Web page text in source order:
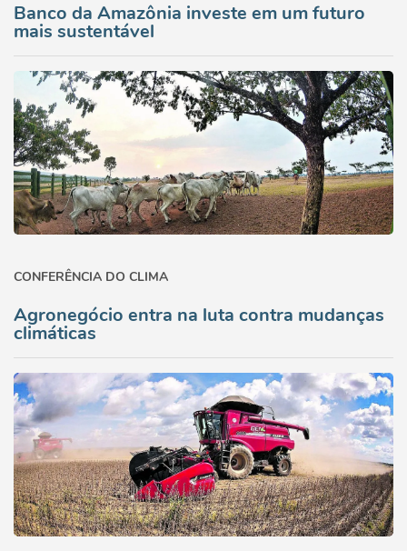
Banco da Amazônia investe em um futuro
mais sustentável
CONFERÊNCIA DO CLIMA
Agronegócio entra na luta contra mudanças
climáticas